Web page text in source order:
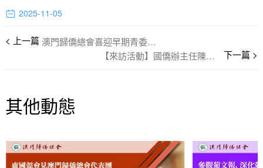
2025-11-05
澳門歸僑總會喜迎早期青委， 共敘情誼話發展
【來訪活動】國僑辦主任陳旭訪歸僑總會
其他動態